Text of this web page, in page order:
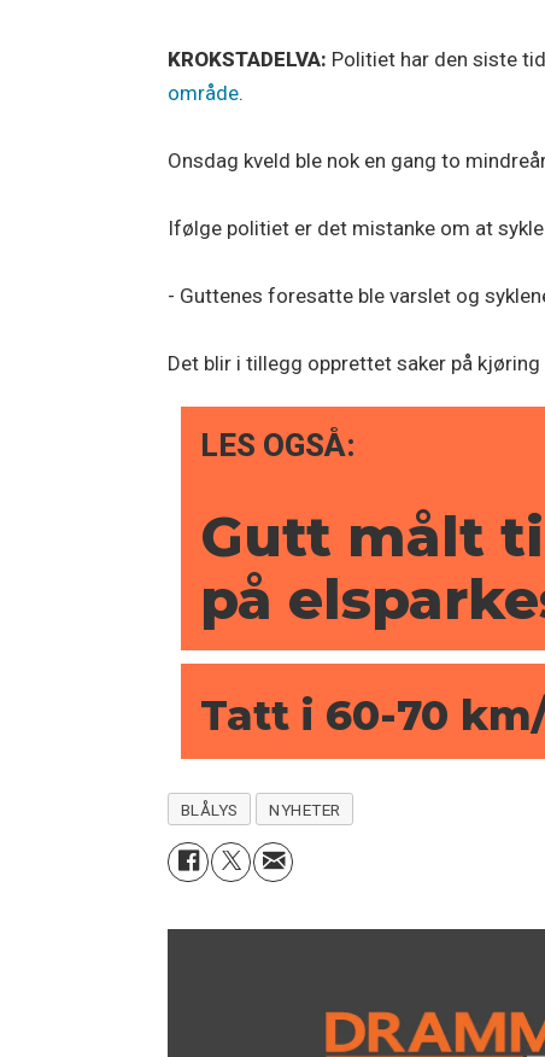
KROKSTADELVA: Politiet har den siste
område.
Onsdag kveld ble nok en gang to
Ifølge politiet er det mistanke om at
- Guttenes foresatte ble varslet og
Det blir i tillegg opprettet saker på
LES OGSÅ:
Gutt målt
på
Tatt i 60-70
BLÅLYS NYHETER